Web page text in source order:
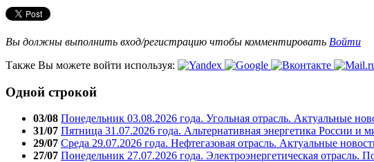
Вы должны выполнить вход/регистрацию чтобы комментировать Войти
Также Вы можете войти используя:
Одной строкой
03/08 Понедельник 03.08.2026 года. Угольная отрасль. Актуальные
31/07 Пятница 31.07.2026 года. Альтернативная энергетика России и
29/07 Среда 29.07.2026 года. Нефтегазовая отрасль. Актуальные
27/07 Понедельник 27.07.2026 года. Электроэнергетическая отрасль.